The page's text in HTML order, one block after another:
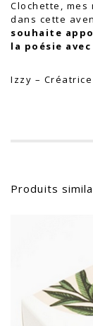
Clochette, mes
dans cette
souhaite
la poésie
Izzy –
Produits